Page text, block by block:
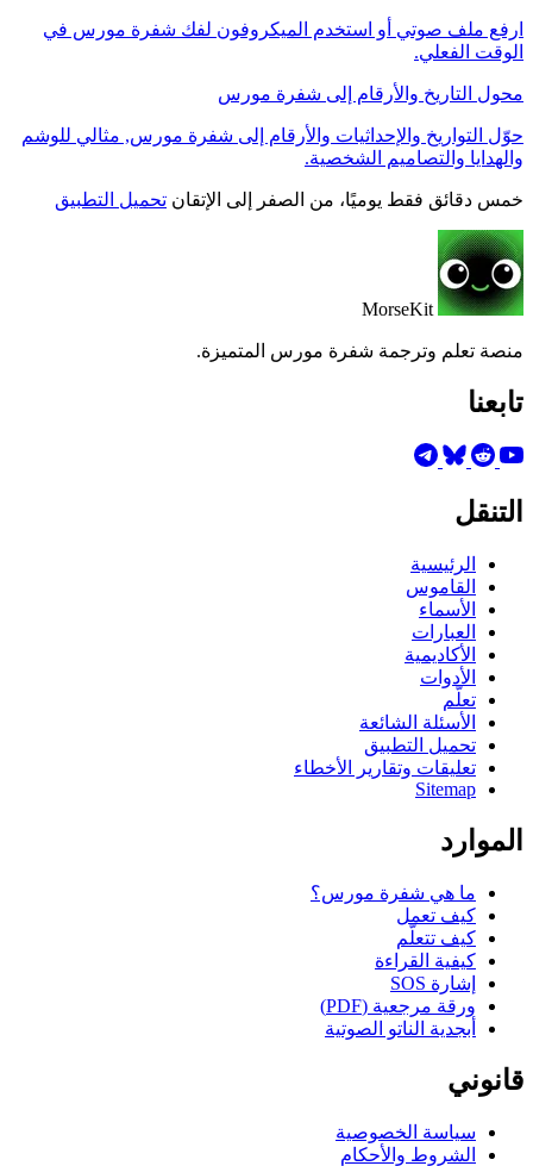
ارفع ملف صوتي أو استخدم الميكروفون لفك شفرة مورس في
الوقت الفعلي.
محول التاريخ والأرقام إلى شفرة مورس
حوّل التواريخ والإحداثيات والأرقام إلى شفرة مورس, مثالي للوشم
والهدايا والتصاميم الشخصية.
خمس دقائق فقط يوميًا، من الصفر إلى الإتقان تحميل التطبيق
MorseKit
منصة تعلم وترجمة شفرة مورس المتميزة.
تابعنا
التنقل
الرئيسية
القاموس
الأسماء
العبارات
الأكاديمية
الأدوات
تعلّم
الأسئلة الشائعة
تحميل التطبيق
تعليقات وتقارير الأخطاء
Sitemap
الموارد
ما هي شفرة مورس؟
كيف تعمل
كيف تتعلّم
كيفية القراءة
إشارة SOS
ورقة مرجعية (PDF)
أبجدية الناتو الصوتية
قانوني
سياسة الخصوصية
الشروط والأحكام